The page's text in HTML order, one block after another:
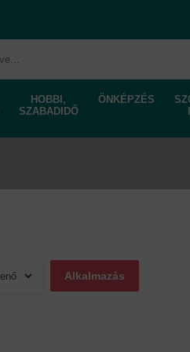
HOBBI,
SZABADIDŐ
ÖNKÉPZÉS